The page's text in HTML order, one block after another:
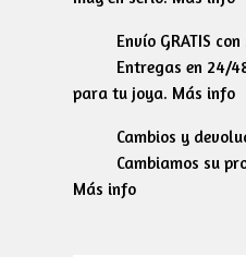
Envío GRATIS
Entregas en 24/
para tu joya. Más info
Cambios y
Cambiamos su
Más info